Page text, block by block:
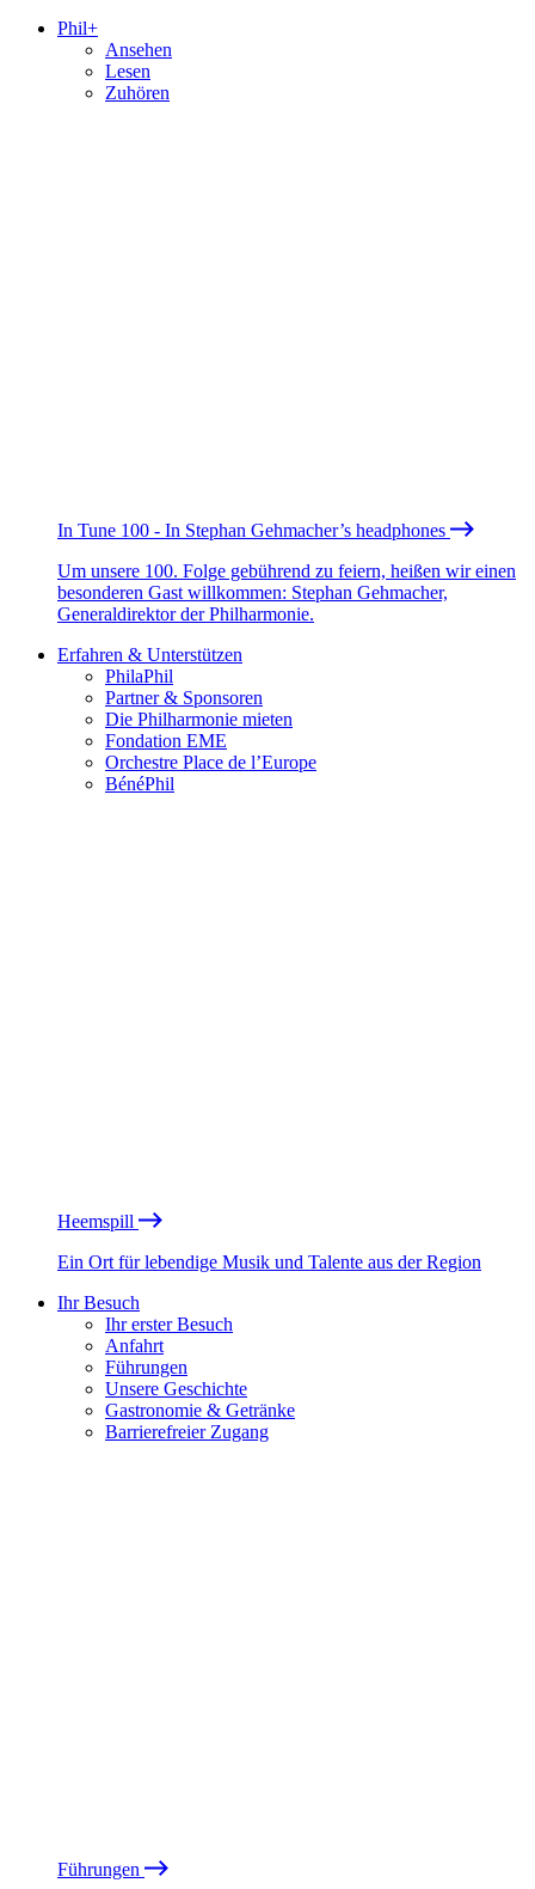
Phil+
Ansehen
Lesen
Zuhören
In Tune 100 - In Stephan Gehmacher’s headphones
Um unsere 100. Folge gebührend zu feiern, heißen wir einen
besonderen Gast willkommen: Stephan Gehmacher,
Generaldirektor der Philharmonie.
Erfahren & Unterstützen
PhilaPhil
Partner & Sponsoren
Die Philharmonie mieten
Fondation EME
Orchestre Place de l’Europe
BénéPhil
Heemspill
Ein Ort für lebendige Musik und Talente aus der Region
Ihr Besuch
Ihr erster Besuch
Anfahrt
Führungen
Unsere Geschichte
Gastronomie & Getränke
Barrierefreier Zugang
Führungen